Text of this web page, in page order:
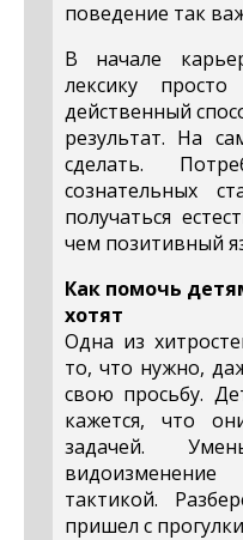
поведение так
В начале
лексику
действенный
результат. На
сделать.
сознательных
получаться
чем позитивный
Как помочь
хотят
Одна из
то, что нужно,
свою просьбу.
кажется, что
задачей.
тактикой.
пришел с